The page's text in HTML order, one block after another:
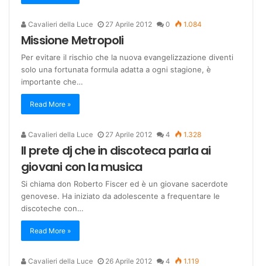
Cavalieri della Luce 27 Aprile 2012 0 1.084
Missione Metropoli
Per evitare il rischio che la nuova evangelizzazione diventi
solo una fortunata formula adatta a ogni stagione, è
importante che…
Read More »
Cavalieri della Luce 27 Aprile 2012 4 1.328
Il prete dj che in discoteca parla ai
giovani con la musica
Si chiama don Roberto Fiscer ed è un giovane sacerdote
genovese. Ha iniziato da adolescente a frequentare le
discoteche con…
Read More »
Cavalieri della Luce 26 Aprile 2012 4 1.119